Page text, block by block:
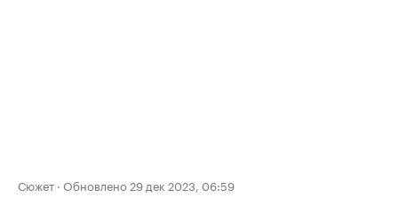
Сюжет · Обновлено 29 дек 2023, 06:59